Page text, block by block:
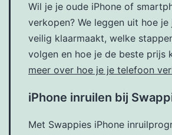
Wil je je oude iPhone of
verkopen? We leggen uit hoe
veilig klaarmaakt, welke
volgen en hoe je de beste prijs
meer over hoe je je telefoon
iPhone inruilen bij
Met Swappies iPhone